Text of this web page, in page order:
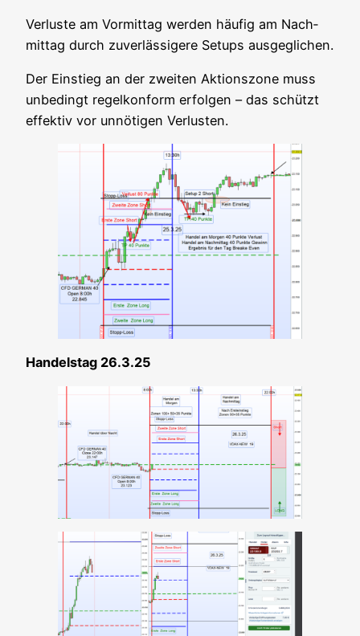
Ver­lus­te am Vor­mit­tag wer­den häu­fig am Nach­
mit­tag durch zuver­läs­si­ge­re Set­ups ausgeglichen.
Der Ein­stieg an der zwei­ten Akti­ons­zo­ne muss
unbe­dingt regel­kon­form erfol­gen – das schützt
effek­tiv vor unnö­ti­gen Verlusten.
Han­dels­tag 26.3.25